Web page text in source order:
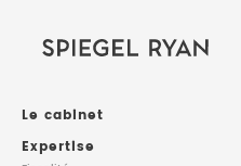
Le cabinet
Expertise